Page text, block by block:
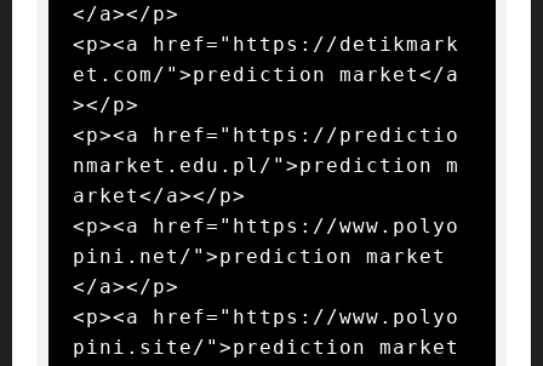
</a></p>
<p><a href="https://detikmark
et.com/">prediction market</a
></p>
<p><a href="https://predictio
nmarket.edu.pl/">prediction m
arket</a></p>
<p><a href="https://www.polyo
pini.net/">prediction market
</a></p>
<p><a href="https://www.polyo
pini.site/">prediction market